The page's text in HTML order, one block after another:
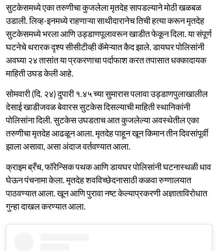
सुटकेसमध्ये एका तरुणीचा कुजलेला मृतदेह सापडल्याने मोठी खळबळ
उडाली. लिव्ह-इनमध्ये राहणाऱ्या साथीदारानेच तिची हत्या करून मृतदेह
सुटकेसमध्ये भरला आणि उड्डाणपूलावरून खाडीत फेकून दिला. या संपूर्ण
घटनेचे थरारक दृश्य सीसीटीव्ही कॅमेऱ्यात कैद झाले. डायघर पोलिसांनी
अवघ्या २४ तासांत या प्रकरणाचा पर्दाफाश करत तपासात धक्कादायक
माहिती उघड केली आहे.
सोमवारी (दि. २४) दुपारी १.४५ च्या सुमारास पलावा उड्डाणपुलाखालील
देसाई खाडीजवळ बेवारस सुटकेस दिसल्याची माहिती स्थानिकांनी
पोलिसांना दिली. सुटकेस उघडताच आत कुजलेल्या अवस्थेतील एका
तरुणीचा मृतदेह आढळून आला. मृतदेह पाहून खून किमान तीन दिवसांपूर्वी
झाला असावा, असा अंदाज वर्तवण्यात आला.
क्राइम ब्रँच, फॉरेन्सिक पथक आणि डायघर पोलिसांनी घटनास्थळी धाव
घेऊन पंचनामा केला. मृतदेह शवविच्छेदनासाठी कळवा रुग्णालयात
पाठवण्यात आला. खून आणि पुरावा नष्ट केल्याप्रकरणी अज्ञाताविरोधात
गुन्हा दाखल करण्यात आला.